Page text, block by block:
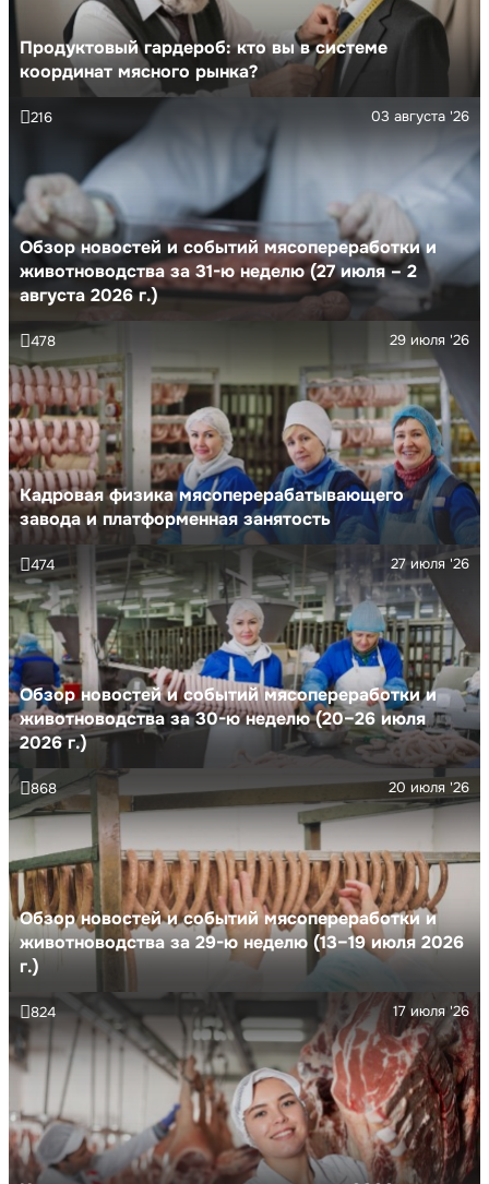
Продуктовый гардероб: кто вы в системе
координат мясного рынка?
Обзор новостей и событий мясопереработки и
животноводства за 31-ю неделю (27 июля – 2
августа 2026 г.)
03 августа '26
216
Кадровая физика мясоперерабатывающего
завода и платформенная занятость
29 июля '26
478
Обзор новостей и событий мясопереработки и
животноводства за 30-ю неделю (20–26 июля
2026 г.)
27 июля '26
474
Обзор новостей и событий мясопереработки и
животноводства за 29-ю неделю (13–19 июля 2026
г.)
20 июля '26
868
17 июля '26
824